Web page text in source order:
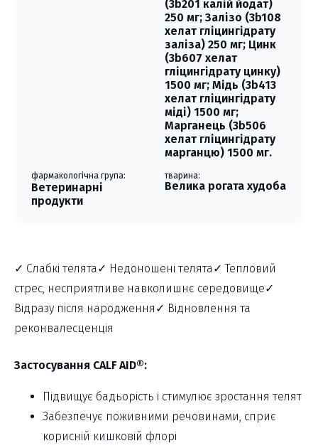
(3b201 калій йодат)
250 мг; Залізо (3b108
хелат гліцингідрату
заліза) 250 мг; Цинк
(3b607 хелат
гліцингідрату цинку)
1500 мг; Мідь (3b413
хелат гліцингідрату
міді) 1500 мг;
Марганець (3b506
хелат гліцингідрату
марганцю) 1500 мг.
фармакологічна група:
Ветеринарні
продукти
тварина:
Велика рогата худоба
✓ Слабкі телята✓ Недоношені телята✓ Тепловий
стрес, несприятливе навколишнє середовище✓
Відразу після народження✓ Відновлення та
реконвалесценція
Застосування CALF AID®:
Підвищує бадьорість і стимулює зростання телят
Забезпечує поживними речовинами, сприє
корисній кишковій флорі